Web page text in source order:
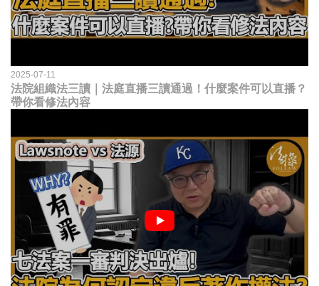
2025-07-11
法院組織法三讀｜法庭直播三讀通過！什麼案件可以直播？
帶你看修法內容